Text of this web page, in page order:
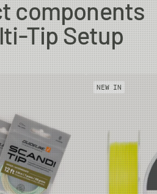
components
Tip Setup
NEW IN